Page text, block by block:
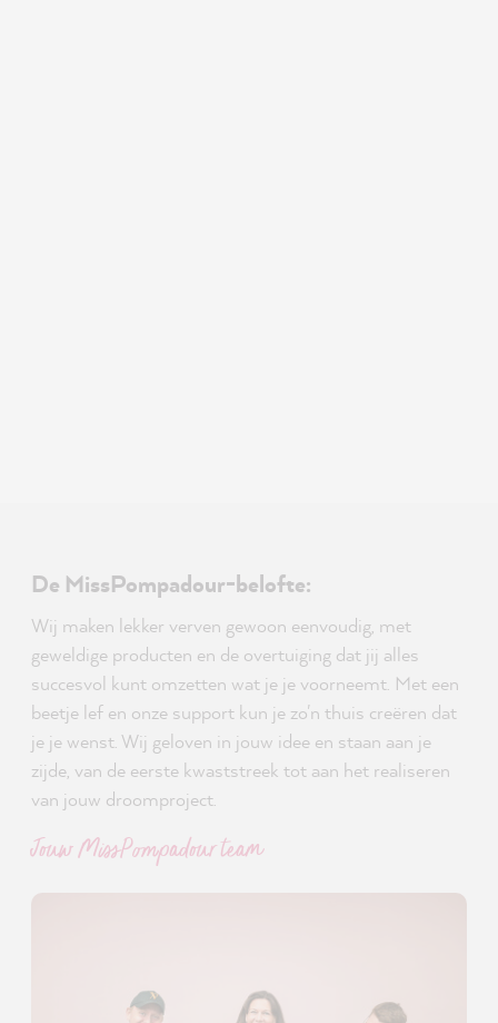
De MissPompadour-belofte:
Wij maken lekker verven gewoon eenvoudig, met
geweldige producten en de overtuiging dat jij alles
succesvol kunt omzetten wat je je voorneemt. Met een
beetje lef en onze support kun je zo'n thuis creëren dat
je je wenst. Wij geloven in jouw idee en staan aan je
zijde, van de eerste kwaststreek tot aan het realiseren
van jouw droomproject.
Jouw MissPompadour team